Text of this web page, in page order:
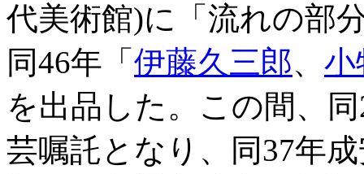
代美術館)に「流れの部
同46年「 伊藤久三郎、 小
を出品した。この間、
芸嘱託となり、同37年